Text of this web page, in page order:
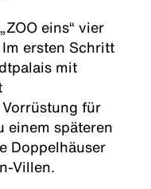
eins“ vier
ersten Schritt
mit
für
einem späteren
Doppelhäuser
Villen.